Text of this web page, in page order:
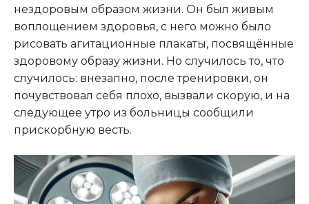
нездоровым образом жизни. Он был живым
воплощением здоровья, с него можно было
рисовать агитационные плакаты, посвящённые
здоровому образу жизни. Но случилось то, что
случилось: внезапно, после тренировки, он
почувствовал себя плохо, вызвали скорую, и на
следующее утро из больницы сообщили
прискорбную весть.